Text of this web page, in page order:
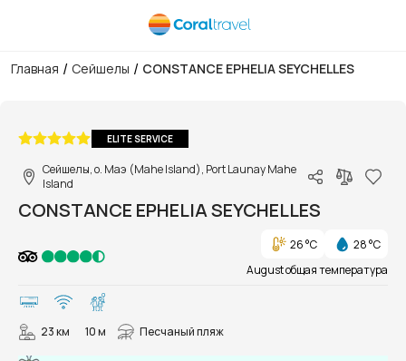
Главная / Сейшелы / CONSTANCE EPHELIA SEYCHELLES
ELITE SERVICE
Сейшелы, о. Маэ (Mahe Island), Port Launay Mahe
Island
CONSTANCE EPHELIA SEYCHELLES
26 °C
28 °C
August общая температура
23 км 10 м Песчаный пляж